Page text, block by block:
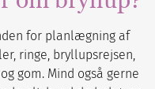
for planlægning af
ringe, bryllupsrejsen,
gom. Mind også gerne